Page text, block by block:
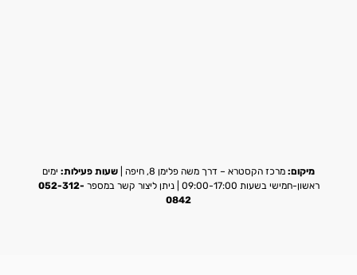
מיקום: מרכז הקסטרא – דרך משה פלימן 8, חיפה | שעות פעילות: ימים
ראשון-חמישי בשעות 09:00-17:00 | ניתן ליצור קשר במספר
052-312-
0842